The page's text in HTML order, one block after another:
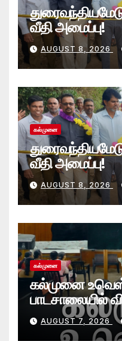
துரைவந்தியமேடு கிராமத்தில்
வீதி அமைப்பு!
AUGUST 8, 2026
கல்முனை
துரைவந்தியமேடு கிராமத்தில்
வீதி அமைப்பு!
AUGUST 8, 2026
கல்முனை
கல்முனை
பாடசாலையில்
செயலமர்வு
AUGUST 7, 2026